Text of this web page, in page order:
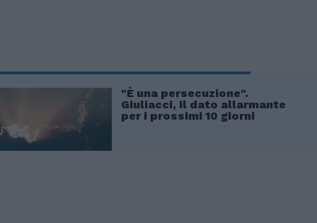
"È una persecuzione".
Giuliacci, il dato allarmante
per i prossimi 10 giorni